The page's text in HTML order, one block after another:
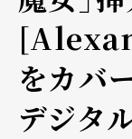
をカバ
デジタ